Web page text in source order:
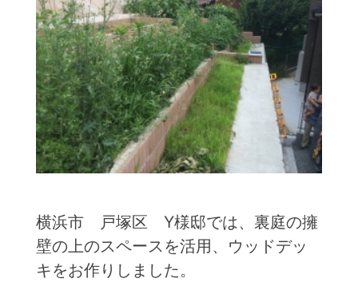
横浜市 戸塚区 Y様邸では、裏庭の擁
壁の上のスペースを活用、ウッドデッ
キをお作りしました。